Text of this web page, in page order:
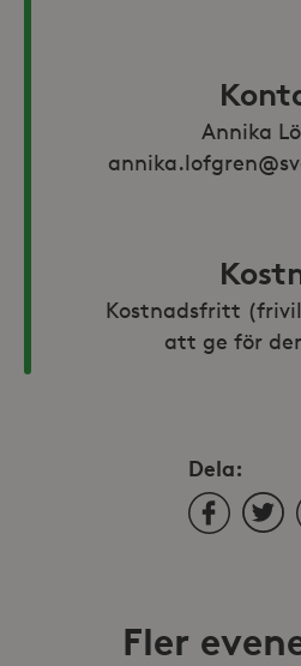
Annika
Kostnadsfritt
att ge för
Dela:
Facebook
Fler